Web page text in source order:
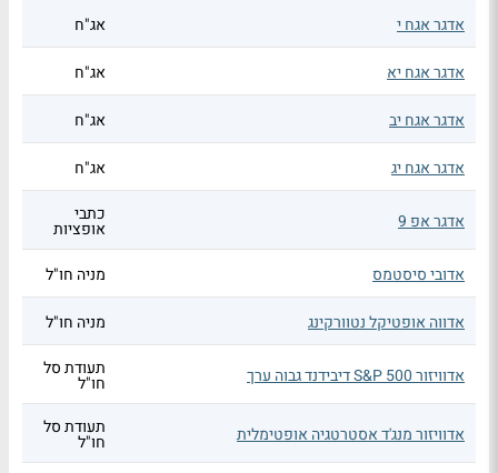
אדגר אגח י אג"ח
אדגר אגח יא אג"ח
אדגר אגח יב אג"ח
אדגר אגח יג אג"ח
אדגר אפ 9 כתבי
אופציות
אדובי סיסטמס
מניה חו"ל
אדווה אופטיקל נטוורקינג מניה חו"ל
אדוויזור S&P 500 דיבידנד גבוה ערך תעודת סל
חו"ל
אדוויזור מנג'ד אסטרטגיה אופטימלית תעודת סל
חו"ל